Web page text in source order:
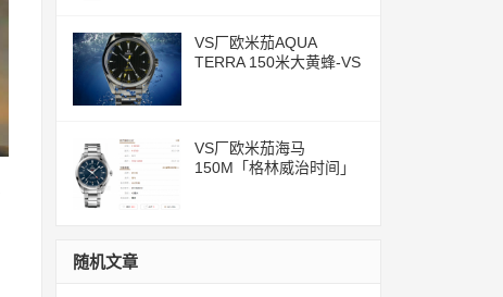
VS厂欧米茄AQUA
TERRA 150米大黄蜂-VS
VS厂欧米茄海马
150M「格林威治时间」
随机文章